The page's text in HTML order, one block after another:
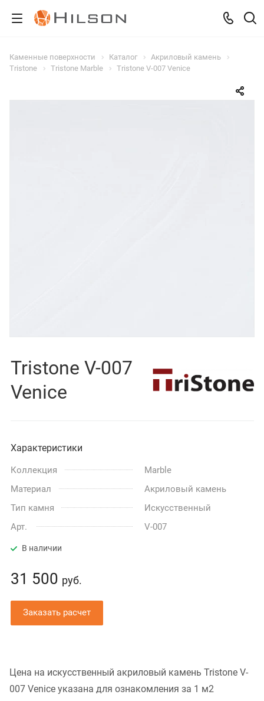
Каменные поверхности Каталог
Акриловый камень
Tristone
Tristone Marble Tristone V-007 Venice
Tristone V-007
Venice
Характеристики
Коллекция
Marble
Материал
Акриловый камень
Тип камня
Искусственный
Арт.
V-007
В наличии
31 500 руб.
Заказать расчет
Цена на искусственный акриловый камень Tristone V-
007 Venice указана для ознакомления за 1 м2